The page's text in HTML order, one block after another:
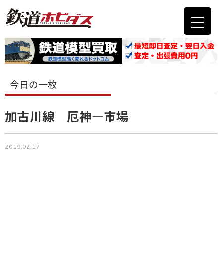
今日の一枚
加古川線 厄神―市場
2019.02.17